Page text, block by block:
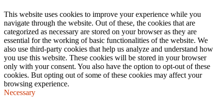
This website uses cookies to improve your experience while you
navigate through the website. Out of these, the cookies that are
categorized as necessary are stored on your browser as they are
essential for the working of basic functionalities of the website. We
also use third-party cookies that help us analyze and understand how
you use this website. These cookies will be stored in your browser
only with your consent. You also have the option to opt-out of these
cookies. But opting out of some of these cookies may affect your
browsing experience.
Necessary